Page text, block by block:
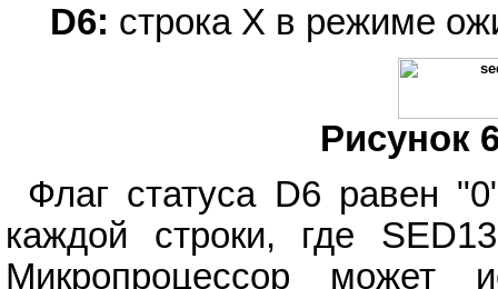
D6: строка Х в режиме
Рисунок
Флаг статуса D6 равен
каждой строки, где
Микропроцессор может